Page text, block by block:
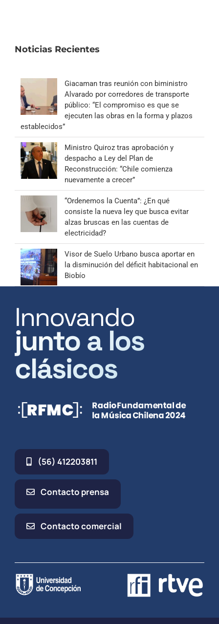
Noticias Recientes
Giacaman tras reunión con biministro
Alvarado por corredores de transporte
público: “El compromiso es que se
ejecuten las obras en la forma y plazos
establecidos”
Ministro Quiroz tras aprobación y
despacho a Ley del Plan de
Reconstrucción: “Chile comienza
nuevamente a crecer”
“Ordenemos la Cuenta”: ¿En qué
consiste la nueva ley que busca evitar
alzas bruscas en las cuentas de
electricidad?
Visor de Suelo Urbano busca aportar en
la disminución del déficit habitacional en
Biobío
Innovando
junto a los
clásicos
(56) 412203811
Contacto prensa
Contacto comercial